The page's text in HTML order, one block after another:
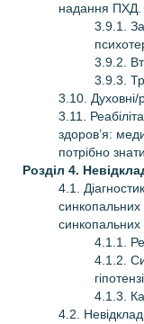
надання ПХД.
3.9.1.
3.9.2.
3.9.3.
3.10. Духовні/
3.11.
здоров’я:
потрібно
Розділ 4.
4.1.
синкопальних
синкопальних
4.1.1.
4.1.2.
4.1.3.
4.2.